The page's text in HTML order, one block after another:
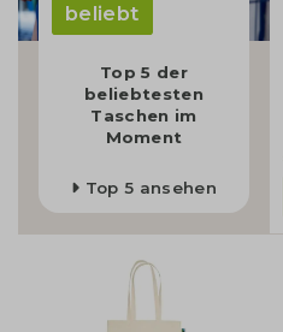
beliebt
Top 5 der
beliebtesten
Taschen im
Moment
Top 5 ansehen